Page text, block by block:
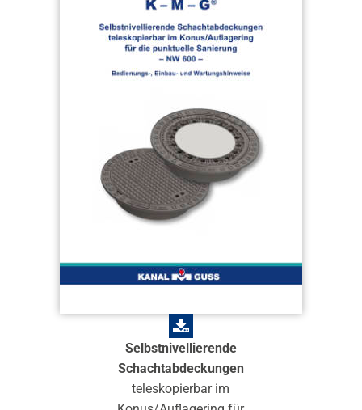
Selbstnivellierende
Schachtabdeckungen
teleskopierbar im